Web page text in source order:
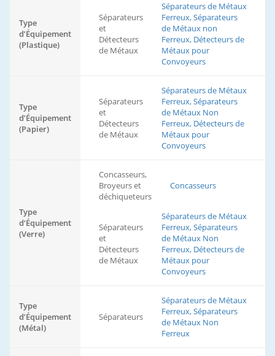
Type
d’Équipement
(Plastique)
Séparateurs
et
Détecteurs
de Métaux
Séparateurs de Métaux
Ferreux, Séparateurs
de Métaux non
Ferreux, Détecteurs de
Métaux pour
Convoyeurs
Type
d’Équipement
(Papier)
Séparateurs
et
Détecteurs
de Métaux
Séparateurs de Métaux
Ferreux, Séparateurs
de Métaux Non
Ferreux, Détecteurs de
Métaux pour
Convoyeurs
Type
d’Équipement
(Verre)
Concasseurs,
Broyeurs et
déchiqueteurs
Concasseurs
Séparateurs
et
Détecteurs
de Métaux
Séparateurs de Métaux
Ferreux, Séparateurs
de Métaux Non
Ferreux, Détecteurs de
Métaux pour
Convoyeurs
Type
d’Équipement
(Métal)
Séparateurs
Séparateurs de Métaux
Ferreux, Séparateurs
de Métaux Non
Ferreux